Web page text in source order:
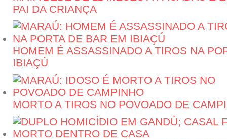
PAI DA CRIANÇA
HOMEM É ASSASSINADO A TIROS NA
IBIAÇÚ
MORTO A TIROS NO POVOADO DE